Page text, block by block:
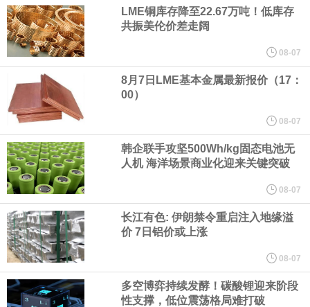
成技术、高紧凑度机器人身体集成技术、机器人激光雷达全自研核
心技术等多项已商业化应用的核心技术并已应用于公司的高性能通
用人形机器人、四足机器人等产品。
美国总统特朗普6日否认他对国防部长赫格塞思不满，称对赫格塞思
所做的工作“非常满意”。特朗普在社交媒体上发帖称，一些媒体有关
他与赫格塞思就弹药短缺问题发生冲突的报道是“完全没有根据的谣
言”，他对赫格塞思所做的工作“非常满意”。
纽约期银突破64美元/盎司，日内涨3.91%。
据报道，威刚近日在法说会上表示，在需求增加、价格走高及货源
LME铜库存降至22.67万吨！低库存
共振美伦价差走阔
08-07
8月7日LME基本金属最新报价（17：
00）
08-07
韩企联手攻坚500Wh/kg固态电池无
人机 海洋场景商业化迎来关键突破
08-07
长江有色: 伊朗禁令重启注入地缘溢
价 7日铝价或上涨
08-07
多空博弈持续发酵！碳酸锂迎来阶段
性支撑，低位震荡格局难打破